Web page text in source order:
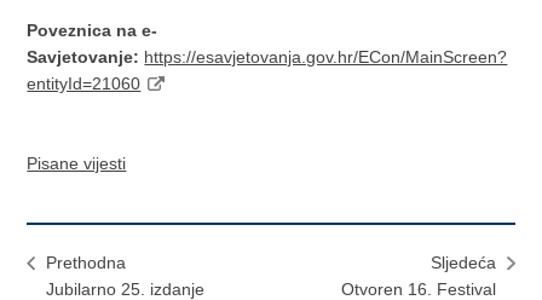
Poveznica na e-
Savjetovanje: https://esavjetovanja.gov.hr/ECon/MainScreen?
entityId=21060
Pisane vijesti
Prethodna
Jubilarno 25. izdanje
Sljedeća
Otvoren 16. Festival